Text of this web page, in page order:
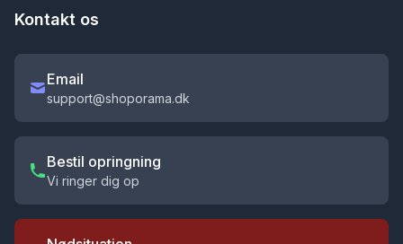
Kontakt os
Email
support@shoporama.dk
Bestil opringning
Vi ringer dig op